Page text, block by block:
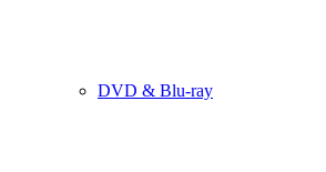
DVD & Blu-ray